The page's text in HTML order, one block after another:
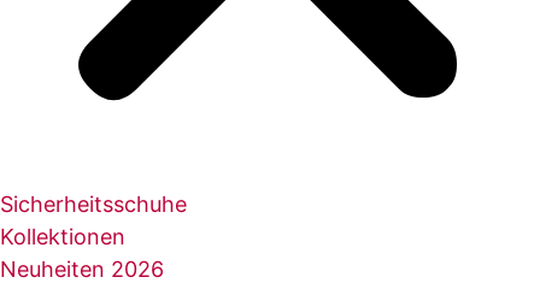
Sicherheitsschuhe
Kollektionen
Neuheiten 2026